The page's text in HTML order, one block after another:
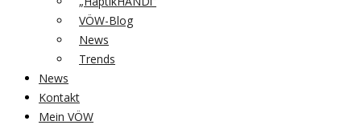
VÖW-Blog
News
Trends
News
Kontakt
Mein VÖW